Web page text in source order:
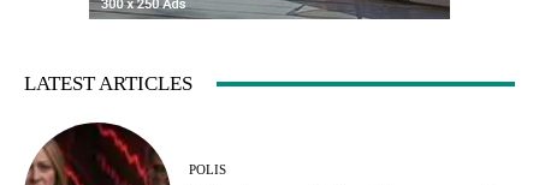
LATEST ARTICLES
POLIS